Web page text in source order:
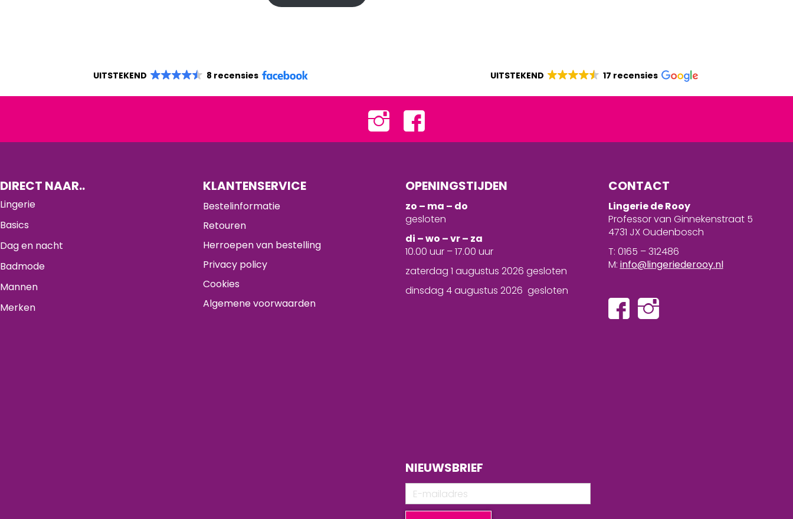
UITSTEKEND 8 recensies UITSTEKEND 17 recensies
DIRECT NAAR..
Lingerie
Basics
Dag en nacht
Badmode
Mannen
Merken
KLANTENSERVICE
Bestelinformatie
Retouren
Herroepen van bestelling
Privacy policy
Cookies
Algemene voorwaarden
OPENINGSTIJDEN
zo – ma – do
gesloten
di – wo – vr – za
10.00 uur – 17.00 uur
zaterdag 1 augustus 2026 gesloten
dinsdag 4 augustus 2026 gesloten
NIEUWSBRIEF
CONTACT
Lingerie de Rooy
Professor van Ginnekenstraat 5
4731 JX Oudenbosch
T: 0165 – 312486
M: info@lingeriederooy.nl